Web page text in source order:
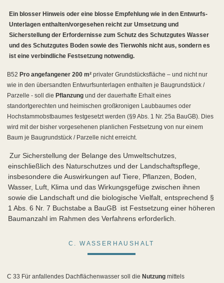
Ein blosser Hinweis oder eine blosse Empfehlung wie in den Entwurfs-
Unterlagen enthalten/vorgesehen reicht zur Umsetzung und
Sicherstellung der Erfordernisse zum Schutz des Schutzgutes Wasser
und des Schutzgutes Boden sowie des Tierwohls nicht aus, sondern es
ist eine verbindliche Festsetzung notwendig.
B52 Pro angefangener 200 m² privater Grundstücksfläche – und nicht nur
wie in den übersandten Entwurfsunterlagen enthalten je Baugrundstück /
Parzelle - soll die Pflanzung und der dauerhafte Erhalt eines
standortgerechten und heimischen großkronigen Laubbaumes oder
Hochstammobstbaumes festgesetzt werden (§9 Abs. 1 Nr. 25a BauGB). Dies
wird mit der bisher vorgesehenen planlichen Festsetzung von nur einem
Baum je Baugrundstück / Parzelle nicht erreicht.
Zur Sicherstellung der Belange des Umweltschutzes,
einschließlich des Naturschutzes und der Landschaftspflege,
insbesondere die Auswirkungen auf Tiere, Pflanzen, Boden,
Wasser, Luft, Klima und das Wirkungsgefüge zwischen ihnen
sowie die Landschaft und die biologische Vielfalt, entsprechend §
1 Abs. 6 Nr. 7 Buchstabe a BauGB ist Festsetzung einer höheren
Baumanzahl im Rahmen des Verfahrens erforderlich.
C. WASSERHAUSHALT
C 33 Für anfallendes Dachflächenwasser soll die Nutzung mittels